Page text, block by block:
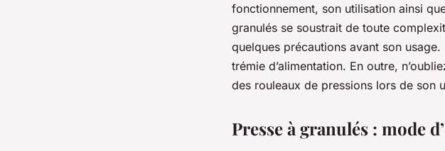
fonctionnement, son utilisation ainsi
granulés se soustrait de toute
quelques précautions avant son
trémie d’alimentation. En outre,
des rouleaux de pressions lors de son
Presse à granulés : mode